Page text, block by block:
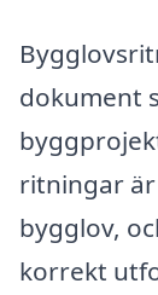
dokument
ritningar
bygglov,
korrekt